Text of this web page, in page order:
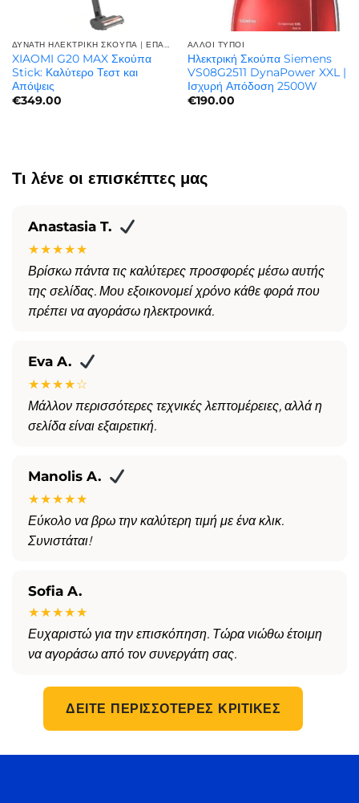
ΔΥΝΑΤΗ ΗΛΕΚΤΡΙΚΗ ΣΚΟΥΠΑ | ΕΠΑΓΓΕΛΜΑΤΙΚΉ ΙΣΧΎΣ
XIAOMI G20 MAX Σκούπα
Stick: Καλύτερο Τεστ και
Απόψεις
€349.00
ΆΛΛΟΙ ΤΎΠΟΙ
Ηλεκτρική Σκούπα Siemens
VS08G2511 DynaPower XXL |
Ισχυρή Απόδοση 2500W
€190.00
Τι λένε οι επισκέπτες μας
Anastasia T.
★★★★★
Βρίσκω πάντα τις καλύτερες προσφορές μέσω αυτής
της σελίδας. Μου εξοικονομεί χρόνο κάθε φορά που
πρέπει να αγοράσω ηλεκτρονικά.
Eva A.
★★★★☆
Μάλλον περισσότερες τεχνικές λεπτομέρειες, αλλά η
σελίδα είναι εξαιρετική.
Manolis A.
★★★★★
Εύκολο να βρω την καλύτερη τιμή με ένα κλικ.
Συνιστάται!
Sofia A.
★★★★★
Ευχαριστώ για την επισκόπηση. Τώρα νιώθω έτοιμη
να αγοράσω από τον συνεργάτη σας.
ΔΕΊΤΕ ΠΕΡΙΣΣΌΤΕΡΕΣ ΚΡΙΤΙΚΈΣ